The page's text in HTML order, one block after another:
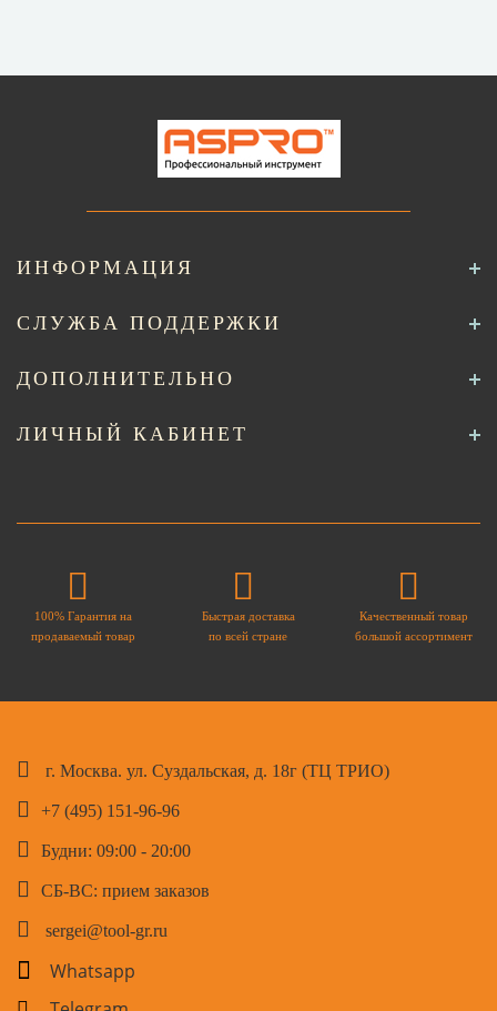
ИНФОРМАЦИЯ
СЛУЖБА ПОДДЕРЖКИ
ДОПОЛНИТЕЛЬНО
ЛИЧНЫЙ КАБИНЕТ
100% Гарантия на
продаваемый товар
Быстрая доставка
по всей стране
Качественный товар
большой ассортимент
г. Москва. ул. Суздальская, д. 18г (ТЦ ТРИО)
+7 (495) 151-96-96
Будни: 09:00 - 20:00
СБ-ВС: прием заказов
sergei@tool-gr.ru
Whatsapp